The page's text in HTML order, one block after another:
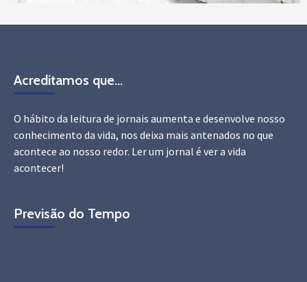
Acreditamos que…
O hábito da leitura de jornais aumenta e desenvolve nosso
conhecimento da vida, nos deixa mais antenados no que
acontece ao nosso redor. Ler um jornal é ver a vida
acontecer!
Previsão do Tempo